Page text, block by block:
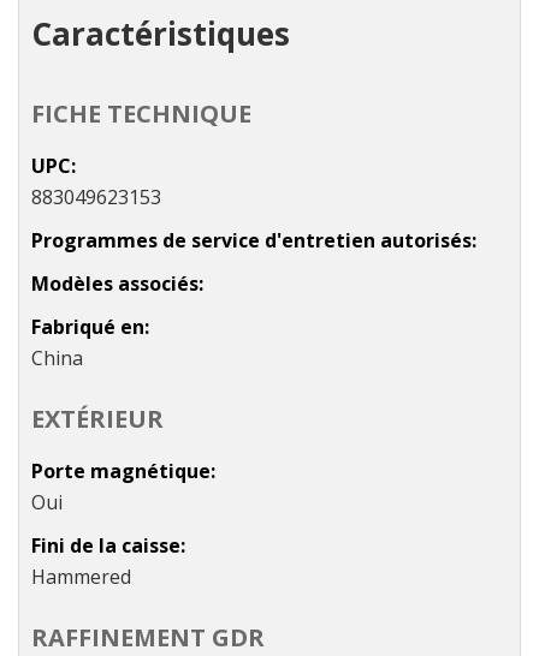
Caractéristiques
FICHE TECHNIQUE
UPC
883049623153
Programmes de service d'entretien autorisés
Modèles associés
Fabriqué en
China
EXTÉRIEUR
Porte magnétique
Oui
Fini de la caisse
Hammered
RAFFINEMENT GDR